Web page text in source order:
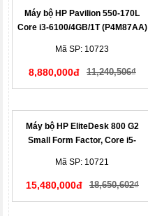
Máy bộ HP Pavilion 550-170L
Core i3-6100/4GB/1T (P4M87AA)
Mã SP: 10723
8,880,000đ 11,240,506₫
Máy bộ HP EliteDesk 800 G2
Small Form Factor, Core i5-
Mã SP: 10721
15,480,000đ 18,650,602₫